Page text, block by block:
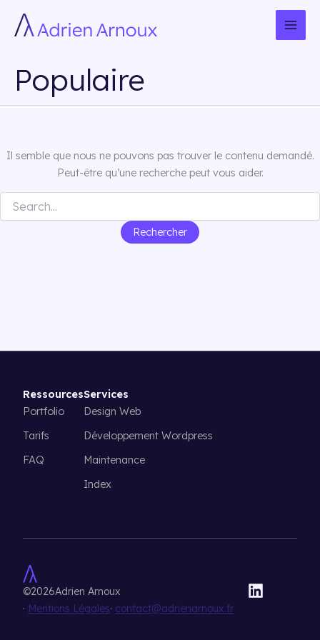
Populaire
Il semble que nous ne pouvons pas trouver le contenu demandé.
Peut-être qu’une recherche peut vous aider.
Ressources
Portfolio
Tarifs
FAQ
Services
Design Web
Développement Wordpress
Maintenance
Index
©2026Adrien Arnoux
· Mentions Légales· contact@adrienarnoux.fr